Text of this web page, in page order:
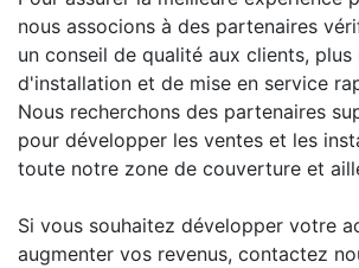
nous associons à des partenaires
un conseil de qualité aux clients, plus
d'installation et de mise en service
Nous recherchons des partenaires
pour développer les ventes et les
toute notre zone de couverture et
Si vous souhaitez développer votre
augmenter vos revenus, contactez